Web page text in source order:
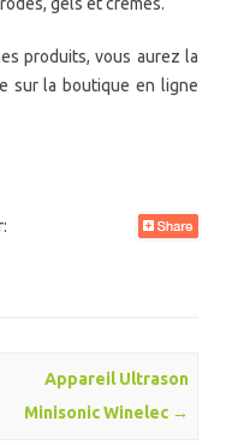
produits, vous aurez la
sur la boutique en ligne
Appareil Ultrason
Minisonic Winelec →